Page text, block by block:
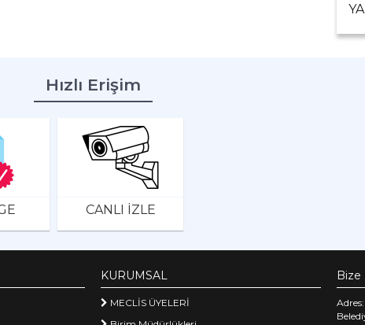
Hızlı Erişim
CANLI İZLE
KURUMSAL
MECLİS ÜYELERİ
Bize